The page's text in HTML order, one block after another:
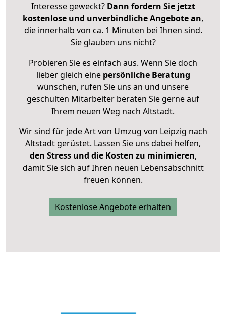
Interesse geweckt? Dann fordern Sie jetzt
kostenlose und unverbindliche Angebote an,
die innerhalb von ca. 1 Minuten bei Ihnen sind.
Sie glauben uns nicht?
Probieren Sie es einfach aus. Wenn Sie doch
lieber gleich eine persönliche Beratung
wünschen, rufen Sie uns an und unsere
geschulten Mitarbeiter beraten Sie gerne auf
Ihrem neuen Weg nach Altstadt.
Wir sind für jede Art von Umzug von Leipzig nach
Altstadt gerüstet. Lassen Sie uns dabei helfen,
den Stress und die Kosten zu minimieren,
damit Sie sich auf Ihren neuen Lebensabschnitt
freuen können.
Kostenlose Angebote erhalten